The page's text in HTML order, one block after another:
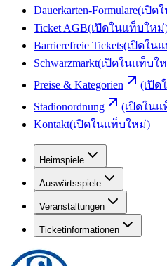
Dauerkarten-Formulare(เปิด
Ticket AGB(เปิดในแท็บใหม่
Barrierefreie Tickets(เปิดใน
Schwarzmarkt(เปิดในแท็บใ
Preise & Kategorien
(เปิด
Stadionordnung
(เปิดใน
Kontakt(เปิดในแท็บใหม่)
Heimspiele
Auswärtsspiele
Veranstaltungen
Ticketinformationen